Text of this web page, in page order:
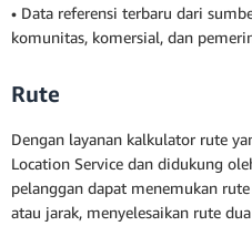
• Data referensi terbaru dari
komunitas, komersial, dan
Rute
Dengan layanan kalkulator rute
Location Service dan didukung
pelanggan dapat menemukan
atau jarak, menyelesaikan rute